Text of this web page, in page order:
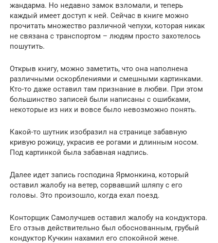
жандарма. Но недавно замок взломали, и теперь
каждый имеет доступ к ней. Сейчас в книге можно
прочитать множество различной чепухи, которая никак
не связана с транспортом – людям просто захотелось
пошутить.
Открыв книгу, можно заметить, что она наполнена
различными оскорблениями и смешными картинками.
Кто-то даже оставил там признание в любви. При этом
большинство записей были написаны с ошибками,
некоторые из них и вовсе было невозможно понять.
Какой-то шутник изобразил на странице забавную
кривую рожицу, украсив ее рогами и длинным носом.
Под картинкой была забавная надпись.
Далее идет запись господина Ярмонкина, который
оставил жалобу на ветер, сорвавший шляпу с его
головы. Это произошло, когда ехал поезд.
Конторщик Самолучшев оставил жалобу на кондуктора.
Его отзыв действительно был обоснованным, грубый
кондуктор Кучкин нахамил его спокойной жене.